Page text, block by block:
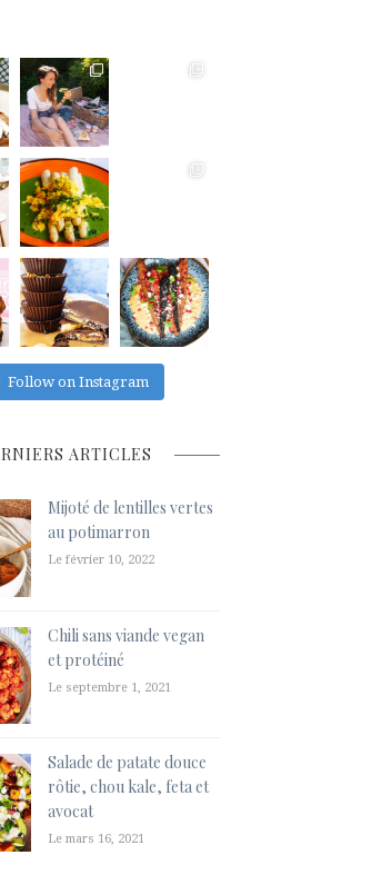
Follow on Instagram
ARTICLES
Mijoté de lentilles vertes
au potimarron
Le février 10, 2022
Chili sans viande vegan
et protéiné
Le septembre 1, 2021
Salade de patate douce
rôtie, chou kale, feta et
avocat
Le mars 16, 2021